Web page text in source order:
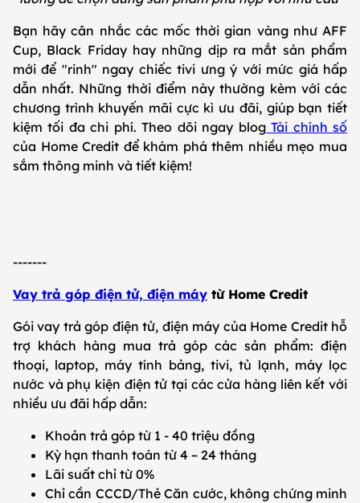
Bạn hãy cân nhắc các mốc thời gian vàng như AFF
Cup, Black Friday hay những dịp ra mắt sản phẩm
mới để "rinh" ngay chiếc tivi ưng ý với mức giá hấp
dẫn nhất. Những thời điểm này thường kèm với các
chương trình khuyến mãi cực kì ưu đãi, giúp bạn tiết
kiệm tối đa chi phí. Theo dõi ngay blogTài chính số
của Home Credit để khám phá thêm nhiều mẹo mua
sắm thông minh và tiết kiệm!
-------
Vay trả góp điện tử, điện máy từ Home Credit
Gói vay trả góp điện tử, điện máy của Home Credit hỗ
trợ khách hàng mua trả góp các sản phẩm: điện
thoại, laptop, máy tính bảng, tivi, tủ lạnh, máy lọc
nước và phụ kiện điện tử tại các cửa hàng liên kết với
nhiều ưu đãi hấp dẫn:
Khoản trả góp từ 1 - 40 triệu đồng
Kỳ hạn thanh toán từ 4 – 24 tháng
Lãi suất chỉ từ 0%
Chỉ cần CCCD/Thẻ Căn cước, không chứng minh